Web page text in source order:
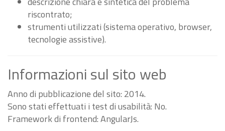
riscontrato;
strumenti utilizzati (sistema operativo, browser,
tecnologie assistive).
Informazioni sul sito web
Anno di pubblicazione del sito: 2014.
Sono stati effettuati i test di usabilità: No.
Framework di frontend: AngularJs.